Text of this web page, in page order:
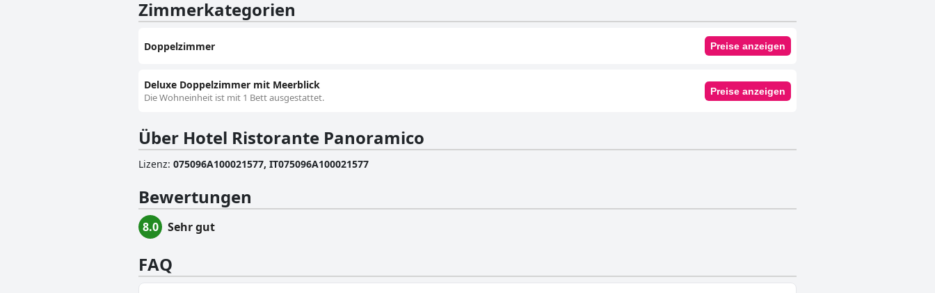
Zimmerkategorien
Doppelzimmer Preise anzeigen
Deluxe Doppelzimmer mit Meerblick
Die Wohneinheit ist mit 1 Bett ausgestattet.
Preise anzeigen
Über Hotel Ristorante Panoramico
Lizenz: 075096A100021577, IT075096A100021577
Bewertungen
8.0 Sehr gut
FAQ